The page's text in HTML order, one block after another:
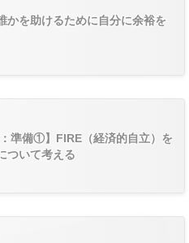
かを助けるために自分に余裕を
：準備①】FIRE（経済的自立）を
ついて考える